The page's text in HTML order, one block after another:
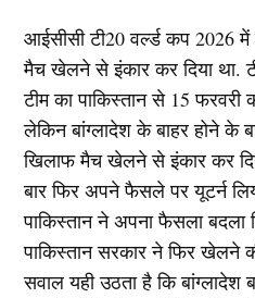
आईसीसी टी20 वर्ल्ड कप 2026
मैच खेलने से इंकार कर दिया था.
टीम का पाकिस्तान से 15 फरवरी
लेकिन बांग्लादेश के बाहर होने के
खिलाफ मैच खेलने से इंकार कर
बार फिर अपने फैसले पर यूटर्न
पाकिस्तान ने अपना फैसला बदला
पाकिस्तान सरकार ने फिर खेलने
सवाल यही उठता है कि बांग्लादेश